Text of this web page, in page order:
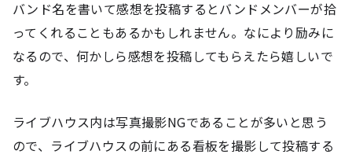
バンド名を書いて感想を投稿するとバンドメンバーが拾
ってくれることもあるかもしれません。なにより励みに
なるので、何かしら感想を投稿してもらえたら嬉しいで
す。
ライブハウス内は写真撮影NGであることが多いと思う
ので、ライブハウスの前にある看板を撮影して投稿する